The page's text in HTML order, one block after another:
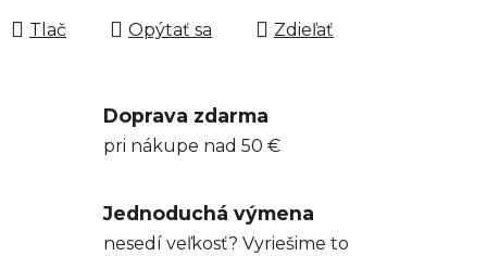
Tlač Opýtať sa Zdieľať
Doprava zdarma
pri nákupe nad 50 €
Jednoduchá výmena
nesedí veľkosť? Vyriešime to